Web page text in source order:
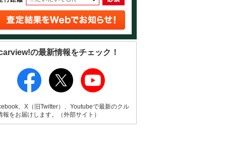
の最新情報をチェック！
、X（旧Twitter）、Youtubeで最新のクル
報をお届けします。（外部サイト）